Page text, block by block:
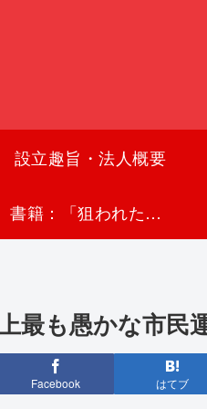
設立趣旨・法人概要
書籍：「狙われた沖縄〜真実の沖縄史が日本を救う〜」
最も愚かな市民
Facebook はてブ